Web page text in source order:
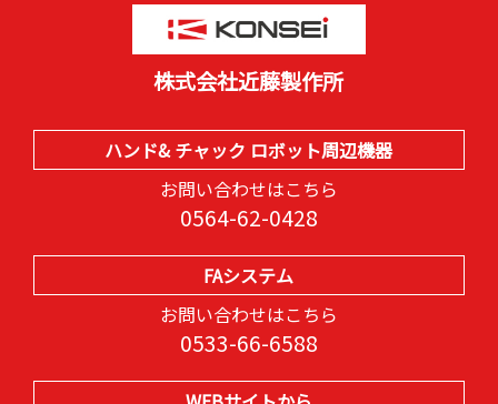
株式会社近藤製作所
ハンド& チャック ロボット周辺機器
お問い合わせはこちら
0564-62-0428
FAシステム
お問い合わせはこちら
0533-66-6588